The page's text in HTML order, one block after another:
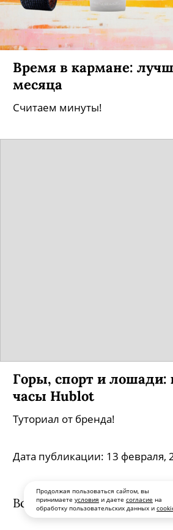
Продолжая пользоваться сайтом, вы
принимаете условия и даете согласие на
обработку пользовательских данных и
Время в кармане:
месяца
Считаем минуты!
Горы, спорт и лошади:
часы Hublot
Туториал от бренда!
Дата публикации: 13 февраля,
Все публикации ПО